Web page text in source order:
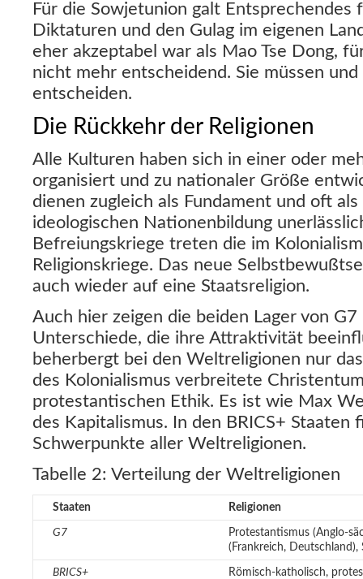
Für die Sowjetunion galt Entsprechendes
Diktaturen und den Gulag im eigenen
eher akzeptabel war als Mao Tse Dong,
nicht mehr entscheidend. Sie müssen
entscheiden.
Die Rückkehr der Religionen
Alle Kulturen haben sich in einer oder
organisiert und zu nationaler Größe
dienen zugleich als Fundament und oft
ideologischen Nationenbildung
Befreiungskriege treten die im
Religionskriege. Das neue
auch wieder auf eine Staatsreligion.
Auch hier zeigen die beiden Lager von
Unterschiede, die ihre Attraktivität
beherbergt bei den Weltreligionen nur
des Kolonialismus verbreitete
protestantischen Ethik. Es ist wie Max
des Kapitalismus. In den BRICS+ Staaten
Schwerpunkte aller Weltreligionen.
Tabelle 2: Verteilung der Weltreligionen
Staaten Religionen
G7
Protestantismus (Anglo-
(Frankreich, Deutschland),
BRICS+
Römisch-katholisch,